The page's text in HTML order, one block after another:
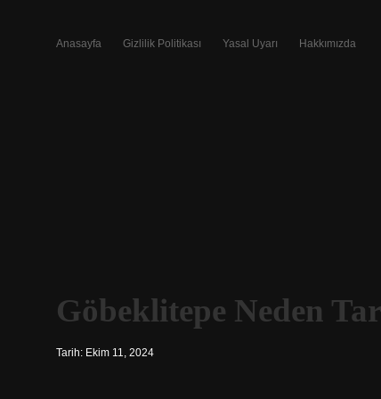
Anasayfa Gizlilik Politikası Yasal Uyarı Hakkımızda
Göbeklitepe Neden
Tarih: Ekim 11, 2024